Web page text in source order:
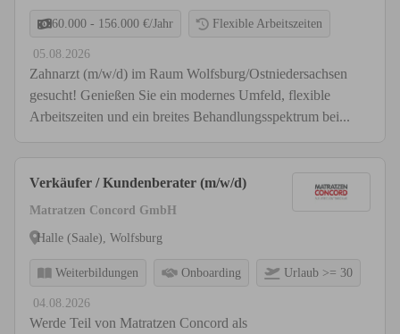
60.000 - 156.000 €/Jahr Flexible Arbeitszeiten
05.08.2026
Zahnarzt (m/w/d) im Raum Wolfsburg/Ostniedersachsen
gesucht! Genießen Sie ein modernes Umfeld, flexible
Arbeitszeiten und ein breites Behandlungsspektrum bei...
Verkäufer / Kundenberater (m/w/d)
Matratzen Concord GmbH
Halle (Saale), Wolfsburg
Weiterbildungen Onboarding Urlaub >= 30
04.08.2026
Werde Teil von Matratzen Concord als